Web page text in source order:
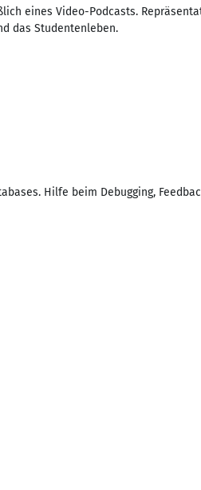
eines Video-Podcasts.
das Studentenleben.
Hilfe beim Debugging,